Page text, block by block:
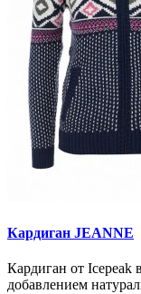
Кардиган JEANNE
Кардиган от Icepeak
добавлением